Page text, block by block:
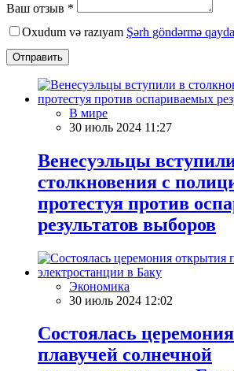
Ваш отзыв *
Oxudum və razıyam Şərh göndərmə
Отправить
В мире
30 июль 2024 11:27
Венесуэльцы
столкновения с
протестуя против
результатов выборов
Экономика
30 июль 2024 12:02
Состоялась
плавучей солнечной